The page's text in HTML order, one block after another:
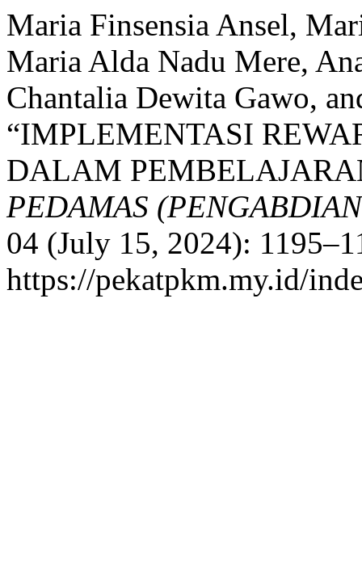
Maria Finsensia Ansel,
Maria Alda Nadu Mere,
Chantalia Dewita Gawo,
“IMPLEMENTASI
DALAM
PEDAMAS
04 (July 15, 2024):
https://pekatpkm.my.id/